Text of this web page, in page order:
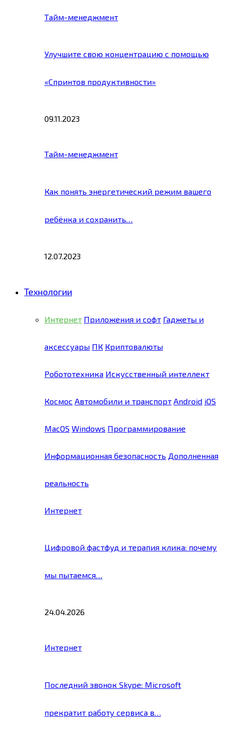
Тайм-менеджмент
Улучшите свою концентрацию с помощью
«Спринтов продуктивности»
09.11.2023
Тайм-менеджмент
Как понять энергетический режим вашего
ребёнка и сохранить…
12.07.2023
Технологии
Интернет Приложения и софт Гаджеты и
аксессуары ПК Криптовалюты
Робототехника Искусственный интеллект
Космос Автомобили и транспорт Android iOS
MacOS Windows Программирование
Информационная безопасность Дополненная
реальность
Интернет
Цифровой фастфуд и терапия клика: почему
мы пытаемся…
24.04.2026
Интернет
Последний звонок Skype: Microsoft
прекратит работу сервиса в…